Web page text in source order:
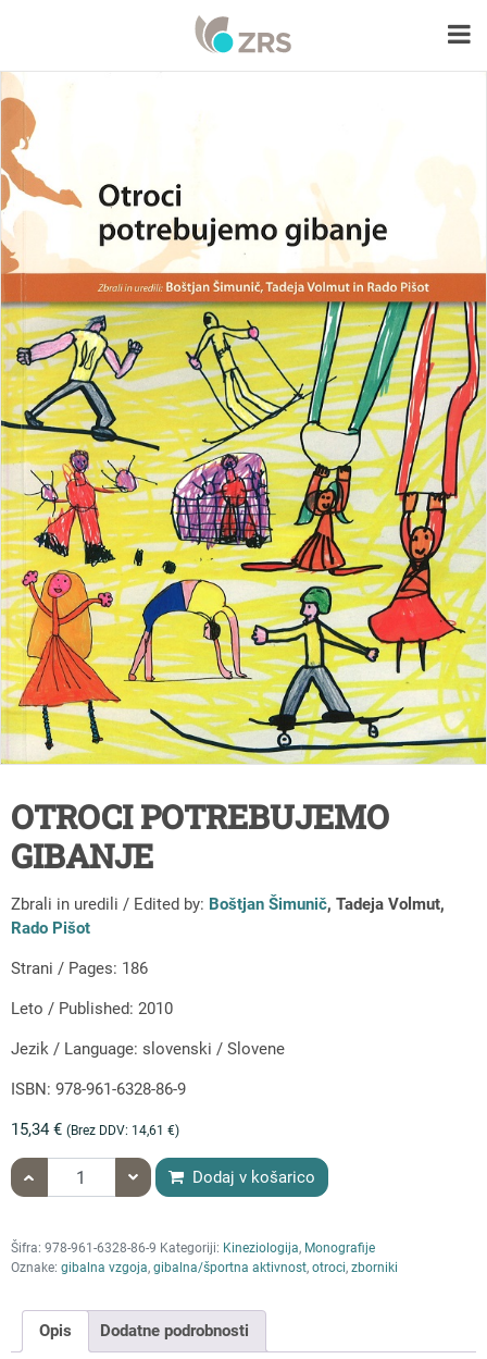
OTROCI POTREBUJEMO
GIBANJE
Zbrali in uredili / Edited by: Boštjan Šimunič, Tadeja Volmut,
Rado Pišot
Strani / Pages: 186
Leto / Published: 2010
Jezik / Language: slovenski / Slovene
ISBN: 978-961-6328-86-9
15,34 € (Brez DDV: 14,61 €)
količina OTROCI POTREBUJEMO GIBANJE
Dodaj v košarico
Šifra: 978-961-6328-86-9 Kategoriji: Kineziologija, Monografije
Oznake: gibalna vzgoja, gibalna/športna aktivnost, otroci, zborniki
Opis Dodatne podrobnosti